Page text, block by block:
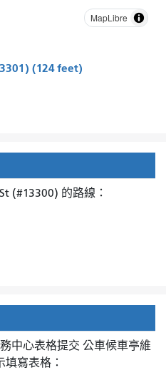
MapLibre
(124 feet)
(#13300) 的路線：
中心表格提交 公車候車亭維
寫表格：